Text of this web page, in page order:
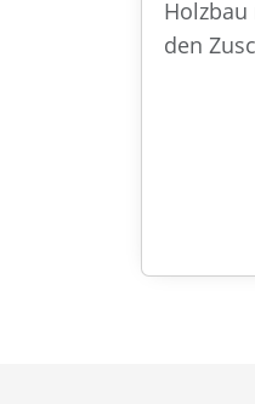
Holzbau
den